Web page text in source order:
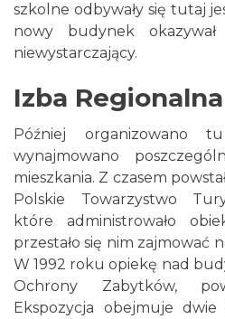
szkolne odbywały się tutaj
nowy budynek
niewystarczający.
Izba Regionalna
Później organizowano
wynajmowano
mieszkania. Z czasem
Polskie Towarzystwo
które administrowało
przestało się nim zajmować
W 1992 roku opiekę nad
Ochrony Zabytków,
Ekspozycja obejmuje